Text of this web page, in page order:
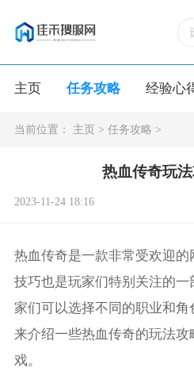
主页 任务攻略 经验心
当前位置： 主页> 任务攻略 >
热血传奇玩
2023-11-24 18:16
热血传奇是一款非常受欢迎
技巧也是玩家们特别关注的
家们可以选择不同的职业和
来介绍一些热血传奇的玩法
戏。